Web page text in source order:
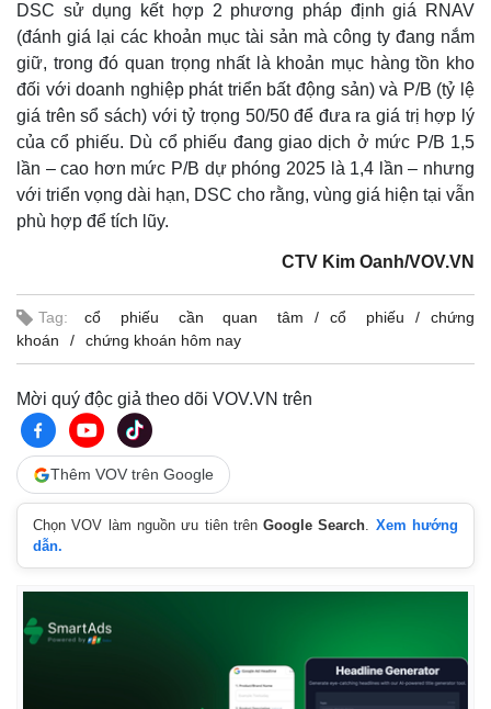
DSC sử dụng kết hợp 2 phương pháp định giá RNAV
(đánh giá lại các khoản mục tài sản mà công ty đang nắm
giữ, trong đó quan trọng nhất là khoản mục hàng tồn kho
đối với doanh nghiệp phát triển bất động sản) và P/B (tỷ lệ
giá trên sổ sách) với tỷ trọng 50/50 để đưa ra giá trị hợp lý
của cổ phiếu. Dù cổ phiếu đang giao dịch ở mức P/B 1,5
lần – cao hơn mức P/B dự phóng 2025 là 1,4 lần – nhưng
với triển vọng dài hạn, DSC cho rằng, vùng giá hiện tại vẫn
phù hợp để tích lũy.
CTV Kim Oanh/VOV.VN
Tag: cổ phiếu cần quan tâm cổ phiếu
chứng
khoán
chứng khoán hôm nay
Mời quý độc giả theo dõi VOV.VN trên
Thêm VOV trên Google
Chọn VOV làm nguồn ưu tiên trênGoogle Search. Xem hướng
dẫn.